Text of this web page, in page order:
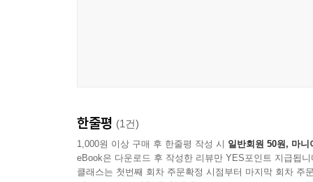
한줄평 (1건)
1,000원 이상 구매 후 한줄평 작성 시 일반회원 50원, 마니
eBook은 다운로드 후 작성한 리뷰만 YES포인트 지급됩니
클래스는 첫번째 회차 주문확정 시점부터 마지막 회차 주